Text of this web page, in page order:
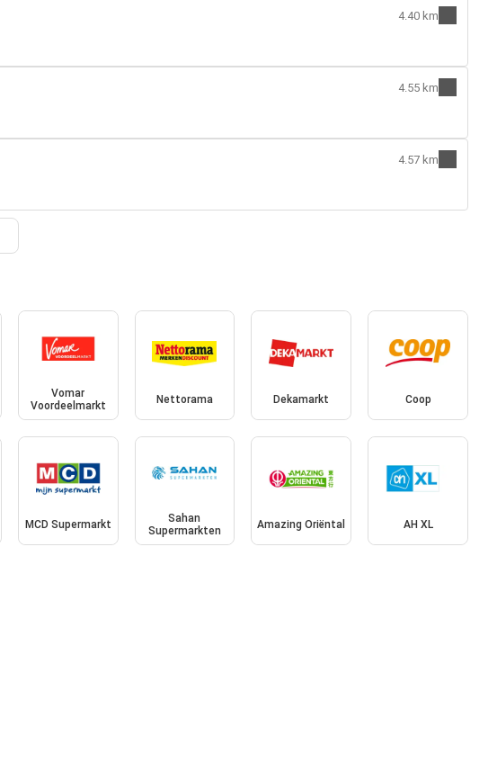
4.40 km
4.55 km
4.57 km
Vomar
Voordeelmarkt
Nettorama Dekamarkt Coop
MCD Supermarkt
Sahan
Supermarkten
Amazing Oriëntal AH XL